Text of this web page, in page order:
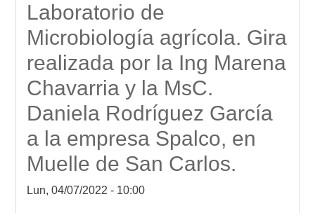
Laboratorio de
Microbiología agrícola. Gira
realizada por la Ing Marena
Chavarria y la MsC.
Daniela Rodríguez García
a la empresa Spalco, en
Muelle de San Carlos.
Lun, 04/07/2022 - 10:00